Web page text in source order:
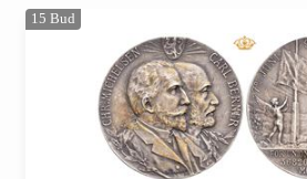
15 Bud